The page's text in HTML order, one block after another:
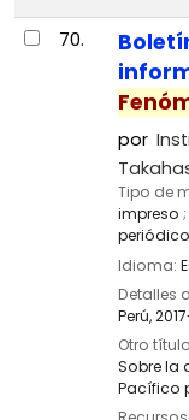
70.
por
Tipo de
impreso
periódico
Idioma:
Detalles
Perú,
Otro
Sobre la
Pacífico